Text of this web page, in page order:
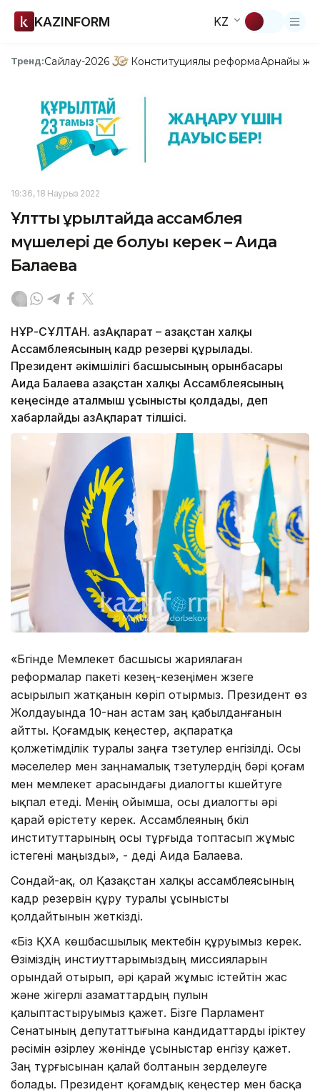
KAZINFORM KZ
Тренд:Сайлау-2026 Конституциялық реформаАрнайы
19:36, 18 Наурыз 2022
Ұлттық құрылтайда ассамблея
мүшелері де болуы керек – Аида
Балаева
НҰР-СҰЛТАН. ҚазАқпарат – Қазақстан халқы
Ассамблеясының кадр резерві құрылады.
Президент әкімшілігі басшысының орынбасары
Аида Балаева Қазақстан халқы Ассамблеясының
кеңесінде аталмыш ұсынысты қолдады, деп
хабарлайды ҚазАқпарат тілшісі.
«Бүгінде Мемлекет басшысы жариялаған
реформалар пакеті кезең-кезеңімен жүзеге
асырылып жатқанын көріп отырмыз. Президент өз
Жолдауында 10-нан астам заң қабылданғанын
айтты. Қоғамдық кеңестер, ақпаратқа
қолжетімділік туралы заңға түзетулер енгізілді. Осы
мәселелер мен заңнамалық түзетулердің бәрі қоғам
мен мемлекет арасындағы диалогты күшейтуге
ықпал етеді. Менің ойымша, осы диалогты әрі
қарай өрістету керек. Ассамблеяның бүкіл
институттарының осы тұрғыда топтасып жұмыс
істегені маңызды», - деді Аида Балаева.
Сондай-ақ, ол Қазақстан халқы ассамблеясының
кадр резервін құру туралы ұсынысты
қолдайтынын жеткізді.
«Біз ҚХА көшбасшылық мектебін құруымыз керек.
Өзіміздің инстиуттарымыздың миссияларын
орындай отырып, әрі қарай жұмыс істейтін жас
және жігерлі азаматтардың пулын
қалыптастыруымыз қажет. Бізге Парламент
Сенатының депутаттығына кандидаттарды іріктеу
рәсімін әзірлеу жөнінде ұсыныстар енгізу қажет.
Заң тұрғысынан қалай болтанын зерделеуге
болады. Президент қоғамдық кеңестер мен басқа